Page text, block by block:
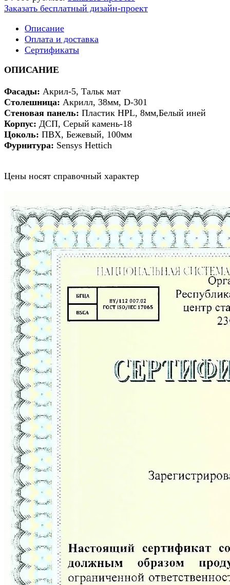
Заказать бесплатный дизайн-проект
Описание
Оплата и доставка
Сертификаты
ОПИСАНИЕ
Фасады: Акрил-5, Тальк мат
Столешница: Акрилл, 38мм, D-301
Стеновая панель: Пластик HPL, 8мм,Белый иней
Корпус: ДСП, Серый камень-18
Цоколь: ПВХ, Бежевый, 100мм
Фурнитура: Sensys Hettich
Цены носят справочный характер